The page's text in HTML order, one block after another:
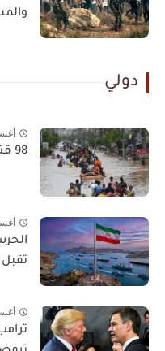
دولي
98 قتيلًا وتضرر الآلاف بفيضان الهند